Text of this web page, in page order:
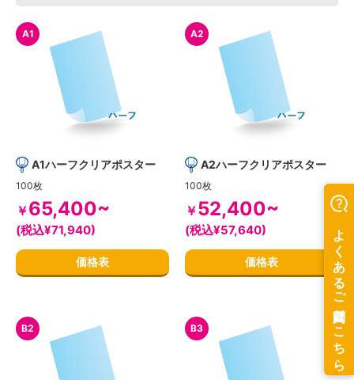
A1
A1ハーフクリアポスター
100枚
￥65,400~
(税込¥71,940)
価格表
A2
A2ハーフクリアポスター
100枚
￥52,400~
(税込¥57,640)
価格表
B2 B3